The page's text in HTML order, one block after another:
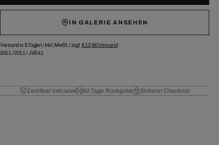
IN GALERIE ANSEHEN
Versand in 5 Tagen /inkl. MwSt. / zzgl. € 12,90Versand
2011 /2011 /JVE41
Zertifikat inklusive 60 Tage Rückgabe Sicherer Checkout